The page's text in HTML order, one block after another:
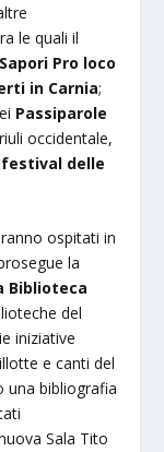
le quali il
Sapori Pro loco
in Carnia;
Passiparole
occidentale,
festival delle
ospitati in
la
Biblioteca
del
iniziative
e canti del
una bibliografia
Sala Tito